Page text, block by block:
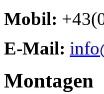
Mobil:
E-Mail:
Montagen